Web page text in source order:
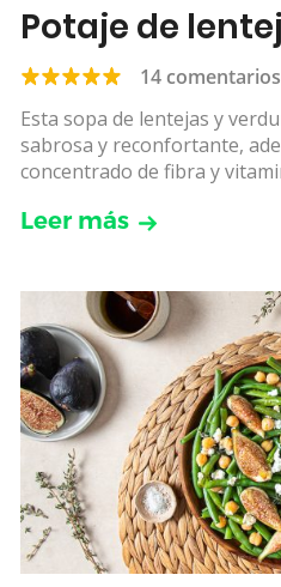
Potaje de
14 comentarios
Esta sopa de lentejas y
sabrosa y reconfortante,
concentrado de fibra y
Leer más